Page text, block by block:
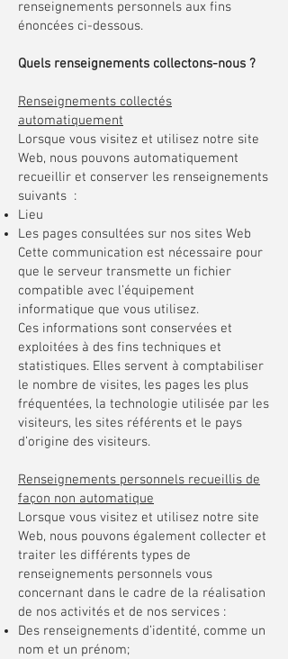
renseignements personnels aux fins
énoncées ci-dessous.
Quels renseignements collectons-nous ?
Renseignements collectés
automatiquement
Lorsque vous visitez et utilisez notre site
Web, nous pouvons automatiquement
recueillir et conserver les renseignements
suivants :
Lieu
Les pages consultées sur nos sites Web
Cette communication est nécessaire pour
que le serveur transmette un fichier
compatible avec l’équipement
informatique que vous utilisez.
Ces informations sont conservées et
exploitées à des fins techniques et
statistiques. Elles servent à comptabiliser
le nombre de visites, les pages les plus
fréquentées, la technologie utilisée par les
visiteurs, les sites référents et le pays
d’origine des visiteurs.
Renseignements personnels recueillis de
façon non automatique
Lorsque vous visitez et utilisez notre site
Web, nous pouvons également collecter et
traiter les différents types de
renseignements personnels vous
concernant dans le cadre de la réalisation
de nos activités et de nos services :
Des renseignements d’identité, comme un
nom et un prénom;